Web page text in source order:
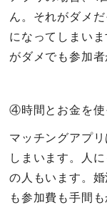
ん。それがダメ
になってしまい
がダメでも参加者
④時間とお金を使
マッチングアプ
しまいます。人
の人もいます。
も参加費も手間